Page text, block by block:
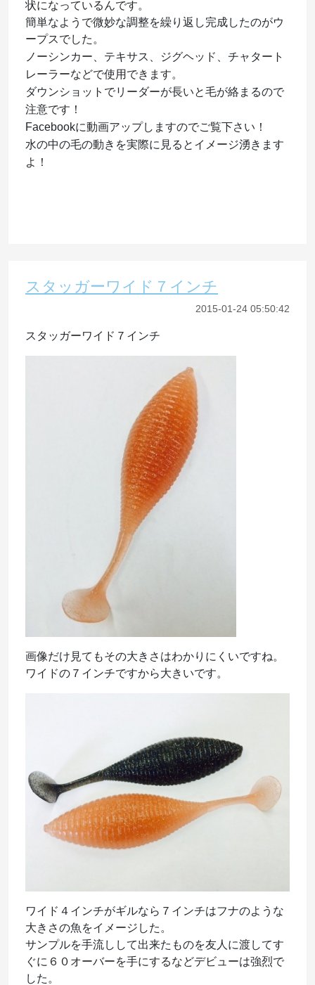
状になっているんです。
簡単なようで微妙な調整を繰り返し完成したのがウ
ープスでした。
ノーシンカー、テキサス、ジグヘッド、チャタート
レーラーなどで使用できます。
ダウンショットでリーダーが長いと毛が絡まるので
注意です！
Facebookに動画アップしますのでご覧下さい！
水の中の毛の動きを実際に見るとイメージ湧きます
よ！
スタッガーワイド７インチ
2015-01-24 05:50:42
スタッガーワイド７インチ
画像だけ見てもその大きさはわかりにくいですね。
ワイドの７インチですから大きいです。
ワイド４インチがギルなら７インチはフナのような
大きさの魚をイメージした。
サンプルを手流しして出来たものを友人に渡してす
ぐに６０オーバーを手にするなどデビューは強烈で
した。